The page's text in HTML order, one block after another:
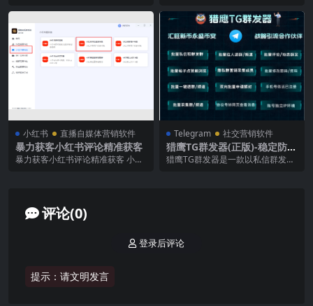
查找对应行业信息。该...
一体的bilibili综合获客工具
UP主的主页视频，批...
小红书 直播自媒体营销软件
暴力获客小红书评论精准获客
暴力获客小红书评论精准获客 小红
Telegram 社交营销软件
猎鹰TG群发器(正版)-稳定防封
的Telegram电报群发协议软
猎鹰TG群发器是一款以私信群发拉
评论(0)
提示：请文明发言
登录后评论